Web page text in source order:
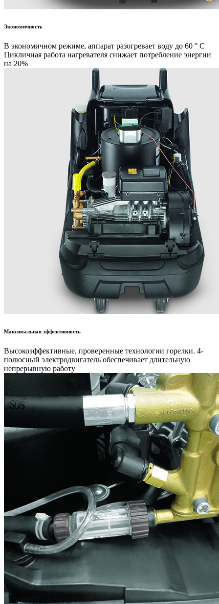
Экономичность
В экономичном режиме, аппарат разогревает воду до 60 ° С
Цикличная работа нагревателя снижает потребление энергии
на 20%
Максимальная эффективность
Высокоэффективные, проверенные технологии горелки. 4-
полюсный электродвигатель обеспечивает длительную
непрерывную работу